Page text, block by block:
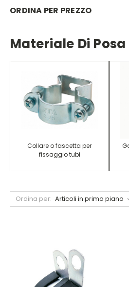
ORDINA PER PREZZO
Materiale Di Posa
Collare o fascetta per
fissaggio tubi
Ordina per: